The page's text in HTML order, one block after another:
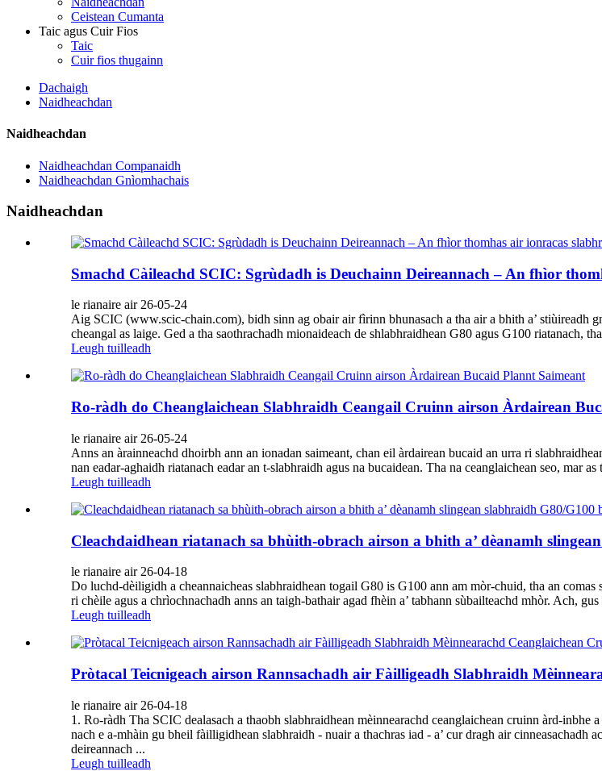
Ceistean Cumanta
Taic agus Cuir Fios
Taic
Cuir fios thugainn
Dachaigh
Naidheachdan
Naidheachdan
Naidheachdan Companaidh
Naidheachdan Gnìomhachais
Naidheachdan
Smachd Càileachd SCIC: Sgrùdadh is Deuchainn Deireannach – An fhìor
le rianaire air 26-05-24
Aig SCIC (www.scic-chain.com), bidh sinn ag obair air fìrinn bhunasach a tha air a bhith a’ stiùireadh
cheangal as laige. Ged a tha saothrachadh mionaideach de shlabhraidhean G80 agus G100 riatanach,
Leugh tuilleadh
Ro-ràdh do Cheanglaichean Slabhraidh Ceangail Cruinn airson Àrdairean
le rianaire air 26-05-24
Anns an àrainneachd dhoirbh ann an ionadan saimeant, chan eil àrdairean bucaid an urra ri
nan eadar-aghaidh riatanach eadar an t-slabhraidh agus na bucaidean. Tha na ceanglaichean seo, mar
Leugh tuilleadh
Cleachdaidhean riatanach sa bhùith-obrach airson a bhith a’ dèanamh
le rianaire air 26-04-18
Do luchd-dèiligidh a cheannaicheas slabhraidhean togail G80 is G100 ann am mòr-chuid, tha an
ri chèile agus a chrìochnachadh anns an taigh-bathair agad fhèin a’ tabhann sùbailteachd mhòr. Ach,
Leugh tuilleadh
Pròtacal Teicnigeach airson Rannsachadh air Fàilligeadh Slabhraidh
le rianaire air 26-04-18
1. Ro-ràdh Tha SCIC dealasach a thaobh slabhraidhean mèinnearachd ceanglaichean cruinn àrd-inbhe
nach e a-mhàin gu bheil fàilligidhean slabhraidh - nuair a thachras iad - a’ cur dragh air cinneasachadh
deireannach ...
Leugh tuilleadh